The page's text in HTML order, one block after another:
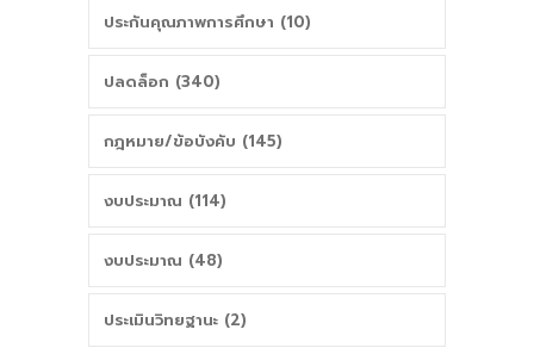
ประกันคุณภาพการศึกษา (10)
ปลดล็อก (340)
กฎหมาย/ข้อบังคับ (145)
งบประมาณ (114)
งบประมาณ (48)
ประเมินวิทยฐานะ (2)